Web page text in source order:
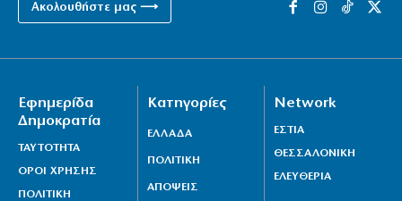
Η πρόκριση είναι υποχρέωση στον Παναθηναϊκό
7|08|2026 | 8:53
Στο Αυτόφωρο ο 55χρονος που έκρυβε τη σορό του
πατέρα του σε καταψύκτη
Ακολουθήστε μας ⟶
Εφημερίδα
Δημοκρατία
ΤΑΥΤΟΤΗΤΑ
ΟΡΟΙ ΧΡΗΣΗΣ
ΠΟΛΙΤΙΚΗ
Κατηγορίες
ΕΛΛΑΔΑ
ΠΟΛΙΤΙΚΗ
ΑΠΟΨΕΙΣ
Network
ΕΣΤΙΑ
ΘΕΣΣΑΛΟΝΙΚΗ
ΕΛΕΥΘΕΡΙΑ